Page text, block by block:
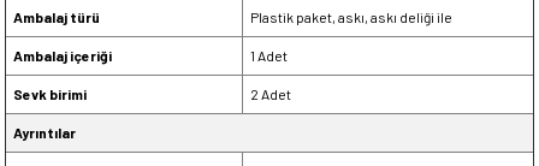
Ambalaj türü Plastik paket, askı, askı deliği ile
Ambalaj içeriği 1 Adet
Sevk birimi 2 Adet
Ayrıntılar